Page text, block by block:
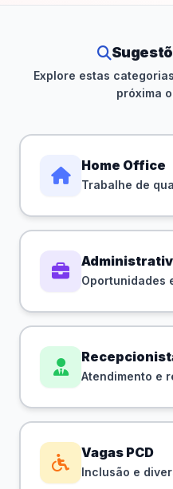
Explore estas
próxima
Home Office
Trabalhe de
Oportunidades
Atendimento e
Vagas PCD
Inclusão e